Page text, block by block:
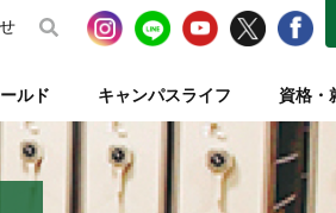
高校
社
在校
コース 夜間コース特集
柔道整復学科 講師紹介 施
指定校推薦入試 一般入試【テ
ルド
師と整体師の違い
キャンパスライフ
【資格取得を支える】
資格・
講座 テレビ・ラジオ放送【元気もりもり学